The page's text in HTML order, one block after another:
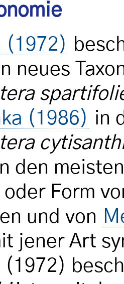
(1972)
neues
(1986) in
den
Form
und von
jener Art
(1972)